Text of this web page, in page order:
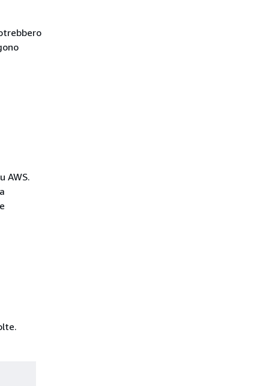
AWS.